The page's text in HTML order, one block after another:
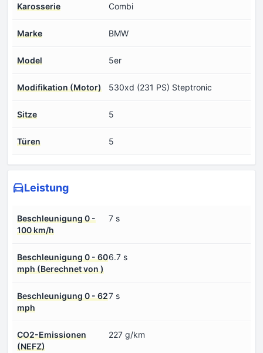
Karosserie Combi
Marke BMW
Model 5er
Modifikation (Motor) 530xd (231 PS) Steptronic
Sitze 5
Türen 5
Leistung
Beschleunigung 0 -
100 km/h
7 s
Beschleunigung 0 - 60
mph (Berechnet von )
6.7 s
Beschleunigung 0 - 62
mph
7 s
CO2-Emissionen
(NEFZ)
227 g/km